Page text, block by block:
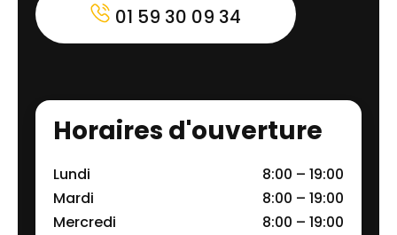
01 59 30 09 34
Horaires d'ouverture
Lundi
8:00 – 19:00
Mardi
8:00 – 19:00
Mercredi
8:00 – 19:00